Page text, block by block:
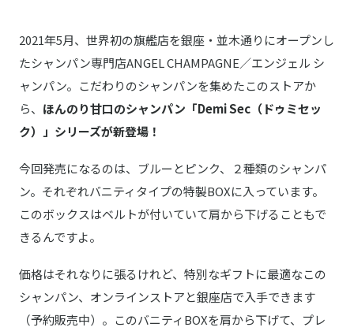
2021年5月、世界初の旗艦店を銀座・並木通りにオープンし
たシャンパン専門店ANGEL CHAMPAGNE／エンジェル シ
ャンパン。こだわりのシャンパンを集めたこのストアか
ら、 ほんのり甘口のシャンパン「Demi Sec（ドゥミセッ
ク）」シリーズが新登場！
今回発売になるのは、ブルーとピンク、２種類のシャンパ
ン。それぞれバニティタイプの特製BOXに入っています。
このボックスはベルトが付いていて肩から下げることもで
きるんですよ。
価格はそれなりに張るけれど、特別なギフトに最適なこの
シャンパン、オンラインストアと銀座店で入手できます
（予約販売中）。このバニティBOXを肩から下げて、プレ